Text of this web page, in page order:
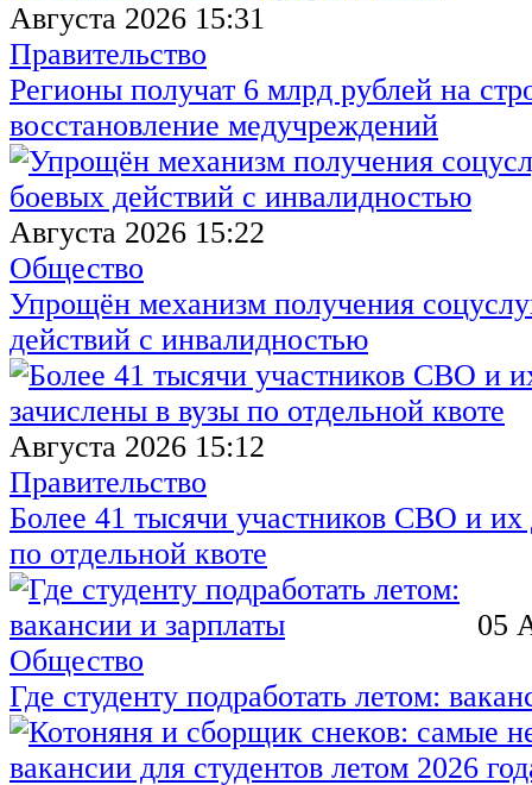
Августа 2026 15:31
Правительство
Регионы получат 6 млрд рублей на
восстановление медучреждений
Августа 2026 15:22
Общество
Упрощён механизм получения
действий с инвалидностью
Августа 2026 15:12
Правительство
Более 41 тысячи участников СВО и их
по отдельной квоте
05
Общество
Где студенту подработать летом: